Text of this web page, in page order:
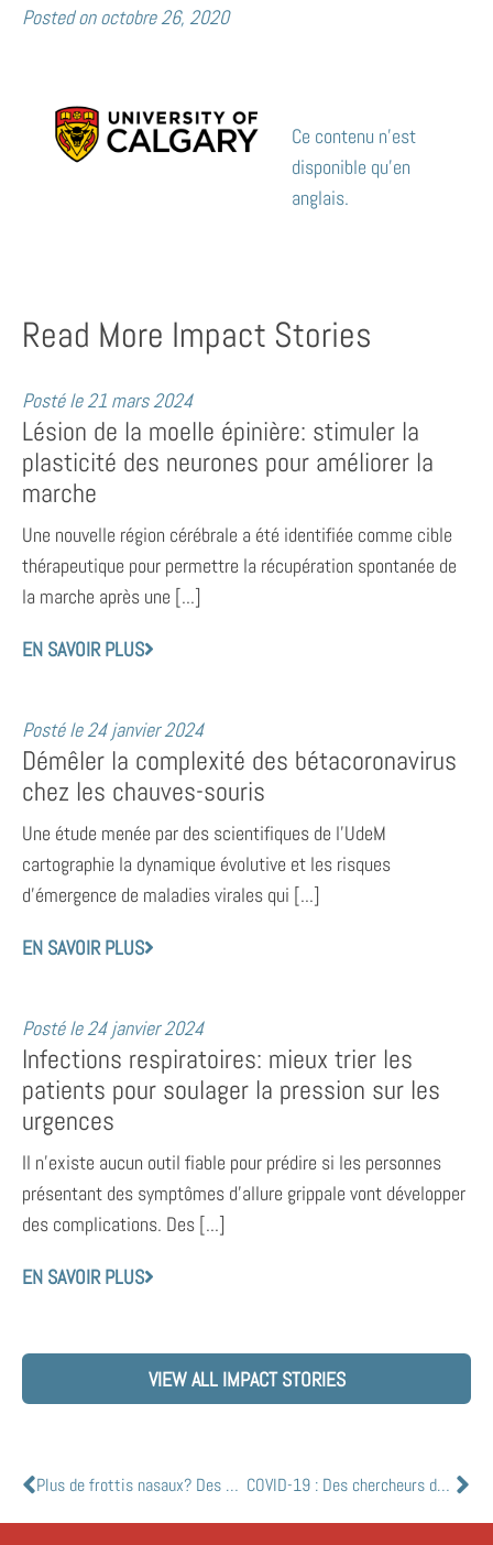
Posted on octobre 26, 2020
Ce contenu n’est
disponible qu’en
anglais.
Read More Impact Stories
Posté le21 mars 2024
Lésion de la moelle épinière: stimuler la
plasticité des neurones pour améliorer la
marche
Une nouvelle région cérébrale a été identifiée comme cible
thérapeutique pour permettre la récupération spontanée de
la marche après une [...]
EN SAVOIR PLUS
Posté le24 janvier 2024
Démêler la complexité des bétacoronavirus
chez les chauves-souris
Une étude menée par des scientifiques de l’UdeM
cartographie la dynamique évolutive et les risques
d’émergence de maladies virales qui [...]
EN SAVOIR PLUS
Posté le24 janvier 2024
Infections respiratoires: mieux trier les
patients pour soulager la pression sur les
urgences
Il n’existe aucun outil fiable pour prédire si les personnes
présentant des symptômes d’allure grippale vont développer
des complications. Des [...]
EN SAVOIR PLUS
VIEW ALL IMPACT STORIES
Plus de frottis nasaux? Des chercheurs de lUniversité de Toronto développent un test précis de la COVID-19 en cinq minutes COVID-19 : Des chercheurs de McGill suivent la course mondiale au vaccin